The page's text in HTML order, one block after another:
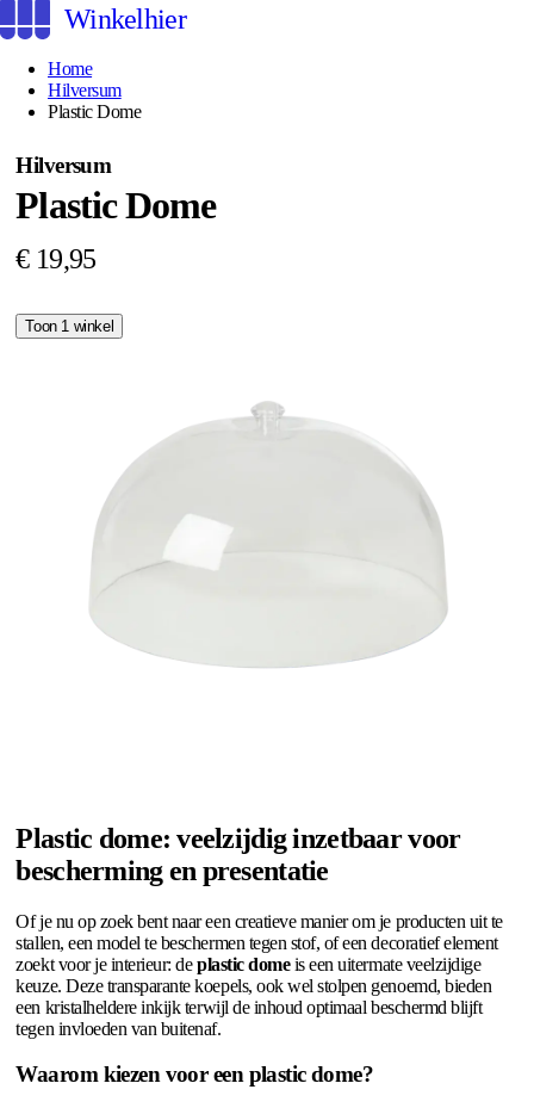
Winkelhier
Home
Hilversum
Plastic Dome
Hilversum
Plastic Dome
€ 19,95
Toon 1 winkel
Plastic dome: veelzijdig inzetbaar voor
bescherming en presentatie
Of je nu op zoek bent naar een creatieve manier om je producten uit te
stallen, een model te beschermen tegen stof, of een decoratief element
zoekt voor je interieur: deplastic domeis een uitermate veelzijdige
keuze. Deze transparante koepels, ook wel stolpen genoemd, bieden
een kristalheldere inkijk terwijl de inhoud optimaal beschermd blijft
tegen invloeden van buitenaf.
Waarom kiezen voor een plastic dome?